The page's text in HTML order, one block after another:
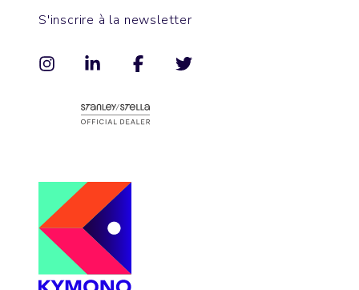
S'inscrire à la newsletter